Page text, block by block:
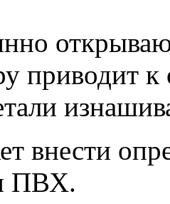
приводит
внести
ПВХ.